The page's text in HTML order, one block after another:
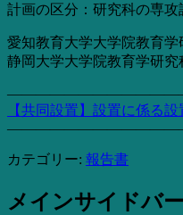
計画の区分：研究科の専攻
愛知教育大学大学院教育
静岡大学大学院教育学研
【共同設置】設置に係る
カテゴリー: 報告書
メインサイドバ